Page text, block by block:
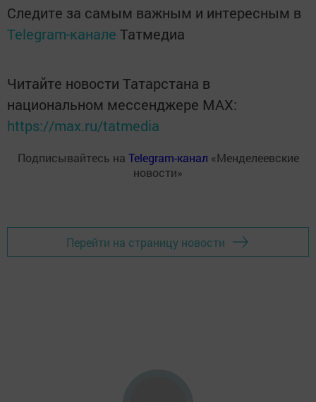
Следите за самым важным и интересным в
Telegram-канале Татмедиа
Читайте новости Татарстана в
национальном мессенджере MАХ:
https://max.ru/tatmedia
Подписывайтесь на Telegram-канал «Менделеевские
новости»
Перейти на страницу новости